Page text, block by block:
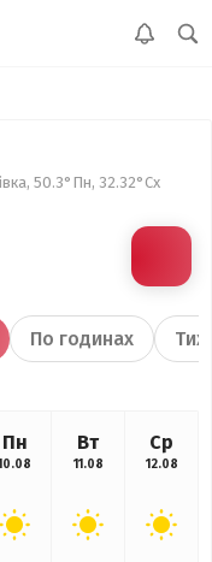
50.3°Пн, 32.32°Сх
По годинах
Пн Вт
11.08
Ср
12.08